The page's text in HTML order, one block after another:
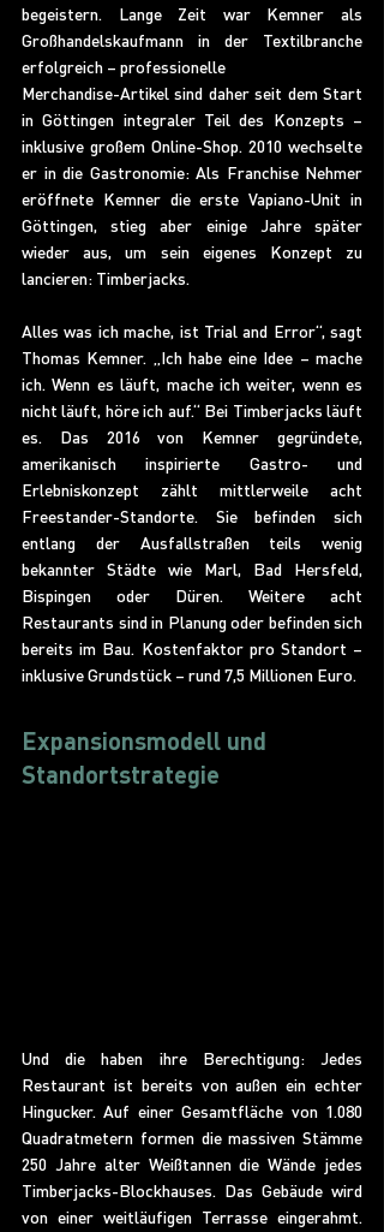
begeistern. Lange Zeit war Kemner als
Großhandelskaufmann in der Textilbranche
erfolgreich – professionelle
Merchandise-Artikel sind daher seit dem Start
in Göttingen integraler Teil des Konzepts –
inklusive großem Online-Shop. 2010 wechselte
er in die Gastronomie: Als Franchise Nehmer
eröffnete Kemner die erste Vapiano-Unit in
Göttingen, stieg aber einige Jahre später
wieder aus, um sein eigenes Konzept zu
lancieren: Timberjacks.
Alles was ich mache, ist Trial and Error“, sagt
Thomas Kemner. „Ich habe eine Idee – mache
ich. Wenn es läuft, mache ich weiter, wenn es
nicht läuft, höre ich auf.“ Bei Timberjacks läuft
es. Das 2016 von Kemner gegründete,
amerikanisch inspirierte Gastro- und
Erlebniskonzept zählt mittlerweile acht
Freestander-Standorte. Sie befinden sich
entlang der Ausfallstraßen teils wenig
bekannter Städte wie Marl, Bad Hersfeld,
Bispingen oder Düren. Weitere acht
Restaurants sind in Planung oder befinden sich
bereits im Bau. Kostenfaktor pro Standort –
inklusive Grundstück – rund 7,5 Millionen Euro.
Expansionsmodell und
Standortstrategie
Und die haben ihre Berechtigung: Jedes
Restaurant ist bereits von außen ein echter
Hingucker. Auf einer Gesamtfläche von 1.080
Quadratmetern formen die massiven Stämme
250 Jahre alter Weißtannen die Wände jedes
Timberjacks-Blockhauses. Das Gebäude wird
von einer weitläufigen Terrasse eingerahmt.